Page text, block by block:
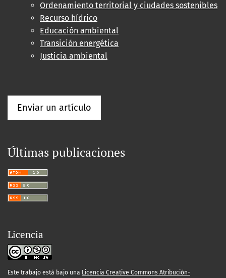
Ordenamiento territorial y ciudades sostenibles
Recurso hídrico
Educación ambiental
Transición energética
Justicia ambiental
Enviar un artículo
Últimas publicaciones
Licencia
Este trabajo está bajo una Licencia Creative Commons Atribución-